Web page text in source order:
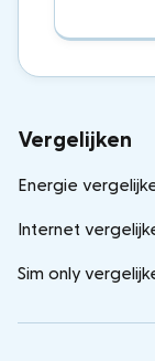
Vergelijken
Energie
Internet
Sim only